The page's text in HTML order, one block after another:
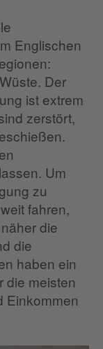
Englischen
Der
ist extrem
zerstört,
Um
zu
fahren,
die
die
haben ein
die meisten
Einkommen